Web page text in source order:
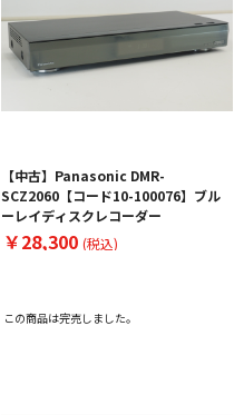
【中古】Panasonic DMR-
SCZ2060【コード10-100076】ブル
ーレイディスクレコーダー
￥28,300 (税込)
この商品は完売しました。